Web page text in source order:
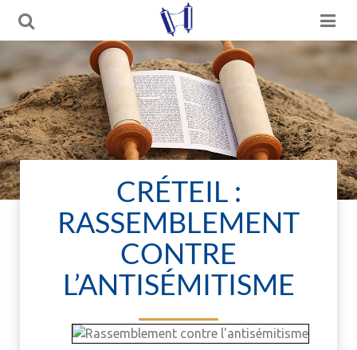
CRÉTEIL :
RASSEMBLEMENT
CONTRE
L’ANTISÉMITISME